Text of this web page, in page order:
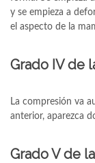
y se empieza a
el aspecto de la
Grado IV de
La compresión va
anterior, aparezca
Grado V de